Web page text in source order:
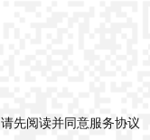
请先阅读并同意服务协议